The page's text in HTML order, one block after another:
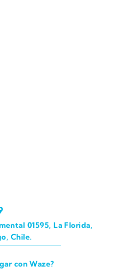
01595, La Florida,
Chile.
con Waze?